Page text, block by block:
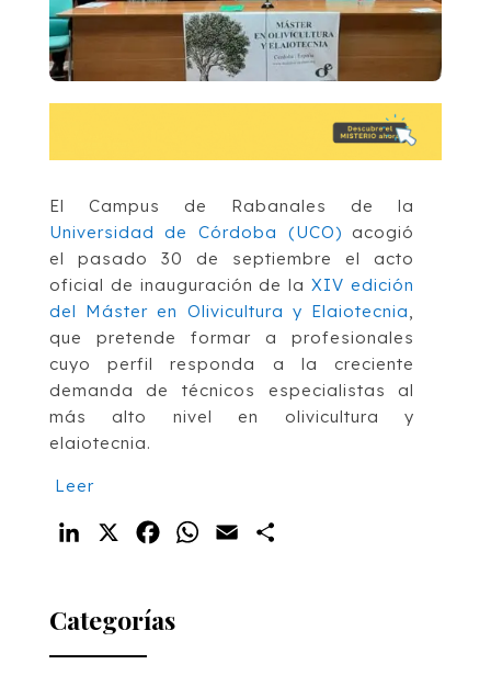
El Campus de Rabanales de la
Universidad de Córdoba (UCO) acogió
el pasado 30 de septiembre el acto
oficial de inauguración de laXIV edición
del Máster en Olivicultura y Elaiotecnia,
que pretende formar a profesionales
cuyo perfil responda a la creciente
demanda de técnicos especialistas al
más alto nivel en olivicultura y
elaiotecnia.
Leer
LinkedIn FacebookWhatsApp
Email
Categorías